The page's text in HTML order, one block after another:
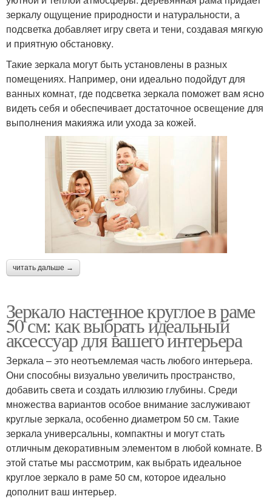
зеркалу ощущение природности и натуральности, а
подсветка добавляет игру света и тени, создавая мягкую
и приятную обстановку.
Такие зеркала могут быть установлены в разных
помещениях. Например, они идеально подойдут для
ванных комнат, где подсветка зеркала поможет вам ясно
видеть себя и обеспечивает достаточное освещение для
выполнения макияжа или ухода за кожей.
читать дальше →
Зеркало настенное круглое в раме
50 см: как выбрать идеальный
аксессуар для вашего интерьера
Зеркала – это неотъемлемая часть любого интерьера.
Они способны визуально увеличить пространство,
добавить света и создать иллюзию глубины. Среди
множества вариантов особое внимание заслуживают
круглые зеркала, особенно диаметром 50 см. Такие
зеркала универсальны, компактны и могут стать
отличным декоративным элементом в любой комнате. В
этой статье мы рассмотрим, как выбрать идеальное
круглое зеркало в раме 50 см, которое идеально
дополнит ваш интерьер.